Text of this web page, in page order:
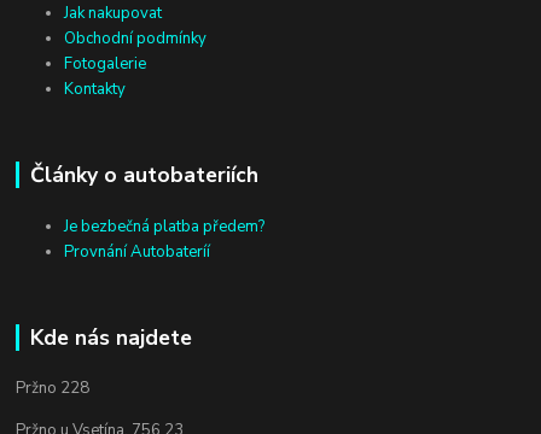
Jak nakupovat
Obchodní podmínky
Fotogalerie
Kontakty
Články o autobateriích
Je bezbečná platba předem?
Provnání Autobateríí
Kde nás najdete
Pržno 228